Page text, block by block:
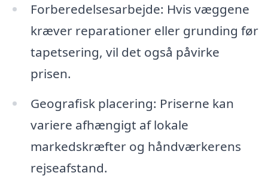
Forberedelsesarbejde: Hvis væggene
kræver reparationer eller grunding før
tapetsering, vil det også påvirke
prisen.
Geografisk placering: Priserne kan
variere afhængigt af lokale
markedskræfter og håndværkerens
rejseafstand.